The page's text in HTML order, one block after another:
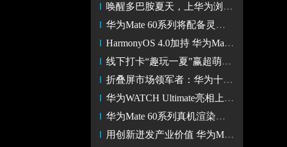
唤醒多巴胺夏天，上华为浏览器免费畅读夏日心动书单！
华为Mate 60系列将配备灵动岛 支持3D人脸识别功能
HarmonyOS 4.0加持 华为Mate 60系列9月份和iPhone 14正面交锋
线下打卡“趣玩一夏”赢超萌考拉 华为P60系列带你畅玩夏天
折叠屏市场领军者：华为十项全能独占鳌头
华为WATCH Ultimate亮相上海潜水展，诠释华为智能穿戴新高度
华为Mate 60系列真机渲染图曝光 预计今年秋季正式发布
用创新迸发产业价值 华为MateX3让消费者从技术的跨界应用中获益